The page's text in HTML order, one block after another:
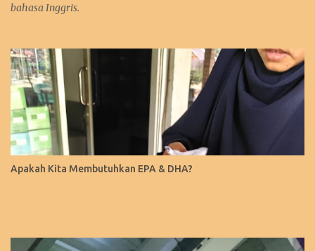
bahasa Inggris.
Apakah Kita Membutuhkan EPA & DHA?